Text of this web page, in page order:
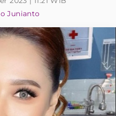
Junianto